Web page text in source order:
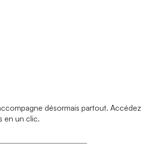
désormais partout. Accédez
en un clic.